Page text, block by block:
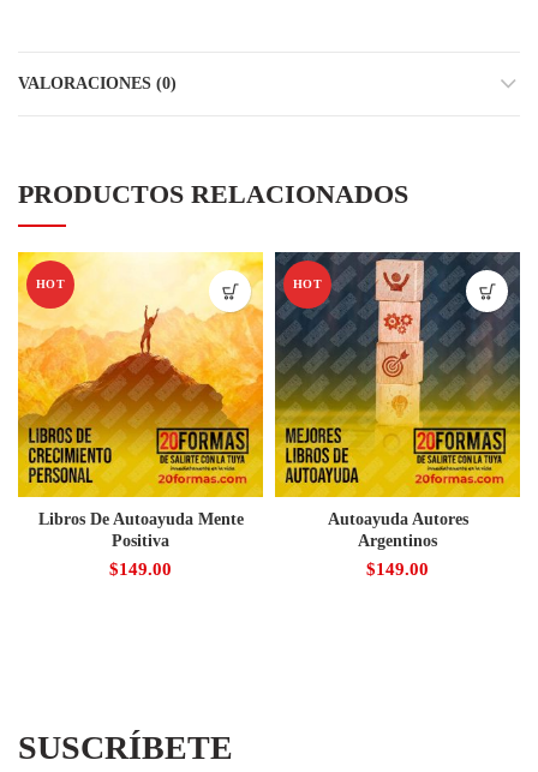
VALORACIONES (0)
PRODUCTOS RELACIONADOS
HOT
Libros De Autoayuda Mente
Positiva
$149.00
HOT
Autoayuda Autores
Argentinos
$149.00
SUSCRÍBETE